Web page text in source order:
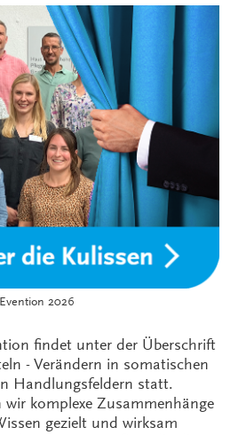
2026
findet unter der Überschrift
- Verändern in somatischen
Handlungsfeldern statt.
wir komplexe Zusammenhänge
gezielt und wirksam